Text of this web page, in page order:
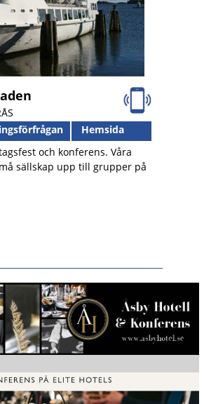
Hemsida
och konferens. Våra
sällskap upp till grupper på